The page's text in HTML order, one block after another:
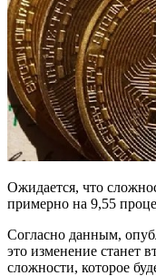
Ожидается, что
примерно на 9,55
Согласно данным,
это изменение станет
сложности, которое